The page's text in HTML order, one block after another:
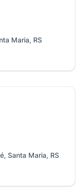
Maria, RS
Santa Maria, RS